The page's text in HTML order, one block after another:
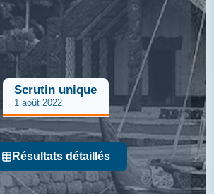
Scrutin unique
1 août 2022
Résultats détaillés